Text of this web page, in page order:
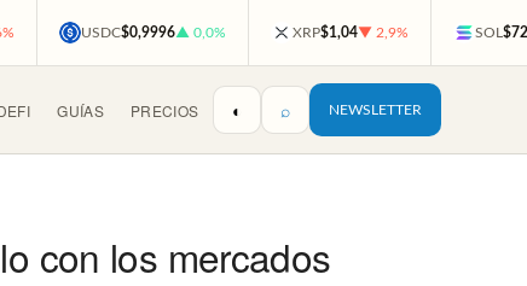
USDC$0,9996▲ 0,0% XRP$1,04▼ 2,9% SOL
GUÍAS PRECIOS ◐ ⌕ NEWSLETTER
con los mercados